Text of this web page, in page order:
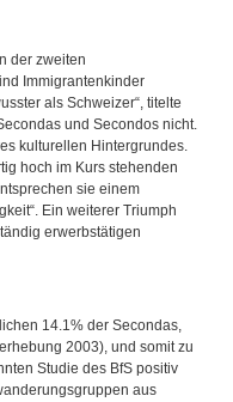
der zweiten
Immigrantenkinder
als Schweizer“, titelte
und Secondos nicht.
kulturellen Hintergrundes.
hoch im Kurs stehenden
sie einem
Ein weiterer Triumph
erwerbstätigen
14.1% der Secondas,
2003), und somit zu
Studie des BfS positiv
aus